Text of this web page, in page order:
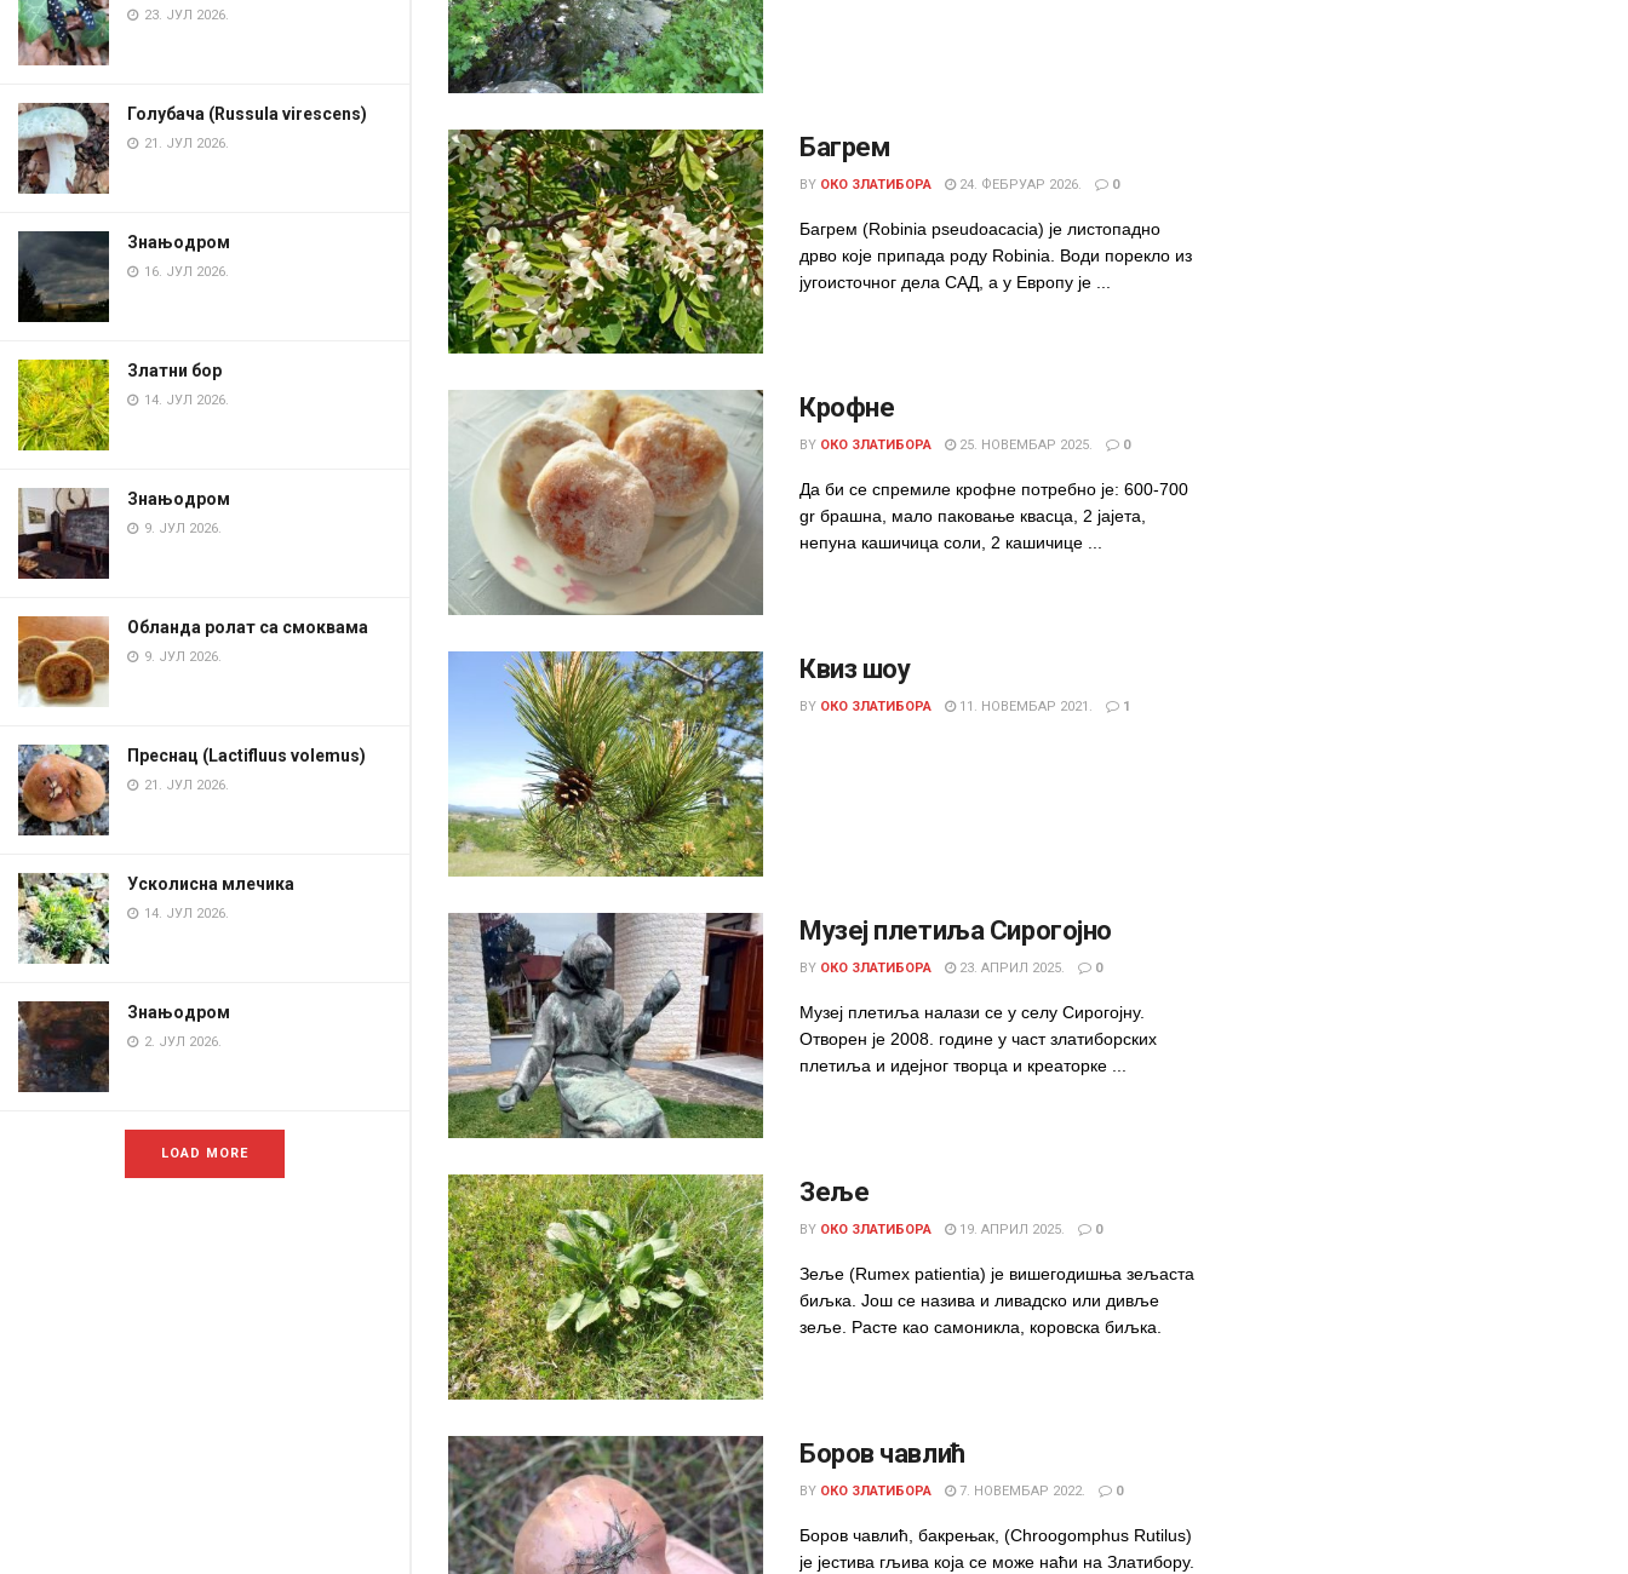
23. ЈУЛ 2026.
Голубача (Russula virescens)
21. ЈУЛ 2026.
Знањодром
16. ЈУЛ 2026.
Златни бор
14. ЈУЛ 2026.
Знањодром
9. ЈУЛ 2026.
Обланда ролат са смоквама
9. ЈУЛ 2026.
Преснац (Lactifluus volemus)
21. ЈУЛ 2026.
Усколисна млечика
14. ЈУЛ 2026.
Знањодром
2. ЈУЛ 2026.
LOAD MORE
Багрем
BY ОКО ЗЛАТИБОРА 24. ФЕБРУАР 2026. 0
Багрем (Robinia pseudoacacia) је листопадно
дрво које припада роду Robinia. Води порекло из
југоисточног дела САД, а у Европу је ...
Крофне
BY ОКО ЗЛАТИБОРА 25. НОВЕМБАР 2025. 0
Да би се спремиле крофне потребно је: 600-700
gr брашна, мало паковање квасца, 2 јајета,
непуна кашичица соли, 2 кашичице ...
Квиз шоу
BY ОКО ЗЛАТИБОРА 11. НОВЕМБАР 2021. 1
Mузеј плетиља Сирогојно
BY ОКО ЗЛАТИБОРА 23. АПРИЛ 2025. 0
Музеј плетиља налази се у селу Сирогојну.
Отворен је 2008. године у част златиборских
плетиља и идејног творца и креаторке ...
Зеље
BY ОКО ЗЛАТИБОРА 19. АПРИЛ 2025. 0
Зеље (Rumex patientia) је вишегодишња зељаста
биљка. Још се назива и ливадско или дивље
зеље. Расте као самоникла, коровска биљка.
Боров чавлић
BY ОКО ЗЛАТИБОРА 7. НОВЕМБАР 2022. 0
Боров чавлић, бакрењак, (Chroogomphus Rutilus)
је јестива гљива која се може наћи на Златибору.